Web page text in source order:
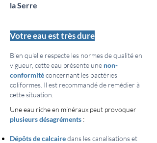
la Serre
Votre eau est très dure
Bien qu'elle respecte les normes de qualité en
vigueur, cette eau présente une non-
conformitéconcernant les bactéries
coliformes. Il est recommandé de remédier à
cette situation.
Une eau riche en minéraux peut provoquer
plusieurs désagréments :
Dépôts de calcairedans les canalisations et